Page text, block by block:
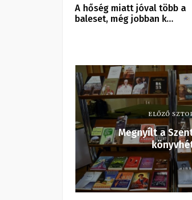
A hőség miatt jóval több a
baleset, még jobban k…
ELŐZŐ
Megnyílt a